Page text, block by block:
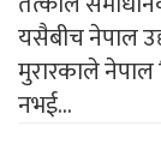
यसैबीच नेपाल
मुरारकाले
नभई...